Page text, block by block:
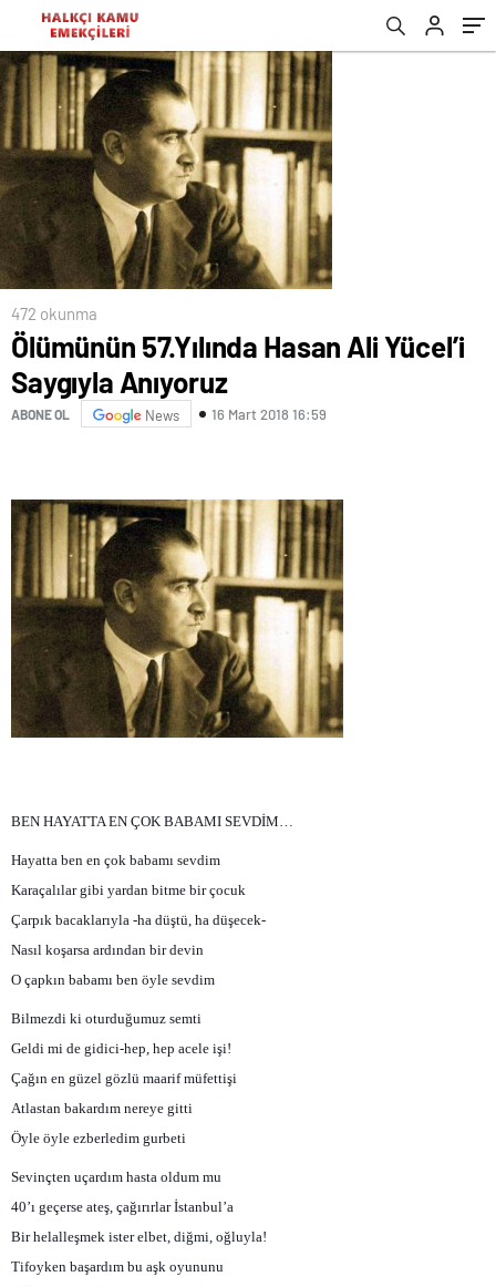
472 okunma
Ölümünün 57.Yılında Hasan Ali Yücel’i
Saygıyla Anıyoruz
ABONE OL News 16 Mart 2018 16:59
BEN HAYATTA EN ÇOK BABAMI SEVDİM…
Hayatta ben en çok babamı sevdim
Karaçalılar gibi yardan bitme bir çocuk
Çarpık bacaklarıyla -ha düştü, ha düşecek-
Nasıl koşarsa ardından bir devin
O çapkın babamı ben öyle sevdim
Bilmezdi ki oturduğumuz semti
Geldi mi de gidici-hep, hep acele işi!
Çağın en güzel gözlü maarif müfettişi
Atlastan bakardım nereye gitti
Öyle öyle ezberledim gurbeti
Sevinçten uçardım hasta oldum mu
40’ı geçerse ateş, çağırırlar İstanbul’a
Bir helalleşmek ister elbet, diğmi, oğluyla!
Tifoyken başardım bu aşk oyununu